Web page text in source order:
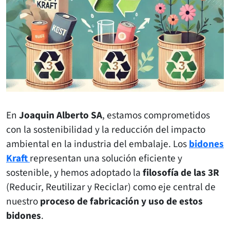
En Joaquin Alberto SA, estamos comprometidos
con la sostenibilidad y la reducción del impacto
ambiental en la industria del embalaje. Losbidones
Kraftrepresentan una solución eficiente y
sostenible, y hemos adoptado lafilosofía de las 3R
(Reducir, Reutilizar y Reciclar) como eje central de
nuestroproceso de fabricación y uso de estos
bidones.